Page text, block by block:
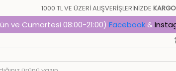
1000 TL VE ÜZERİ ALIŞVERİŞLERİNİZDE
ve Cumartesi 08:00-21:00) Facebook&